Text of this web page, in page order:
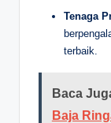
Tenaga
terbaik.
Baca
Baja